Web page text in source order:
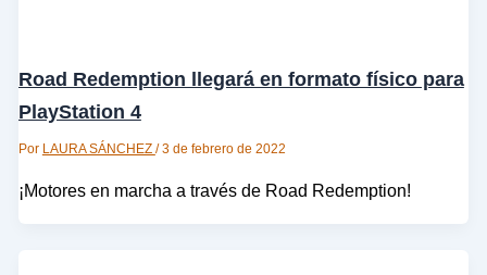
Road Redemption llegará en formato físico para
PlayStation 4
Por LAURA SÁNCHEZ /3 de febrero de 2022
¡Motores en marcha a través de Road Redemption!